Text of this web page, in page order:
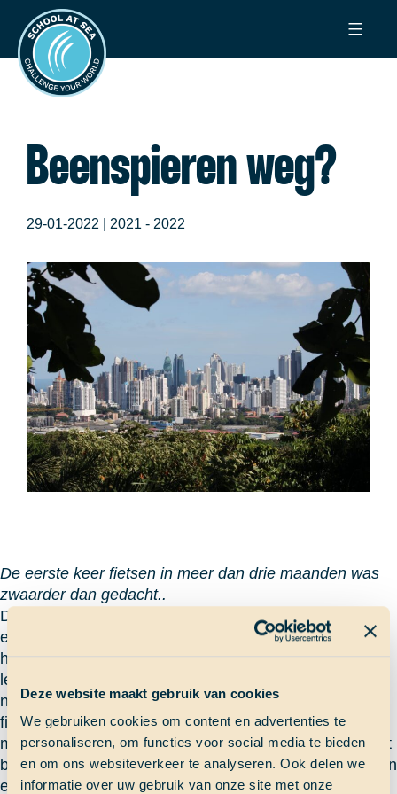
Deze website maakt gebruik van cookies
We gebruiken cookies om content en advertenties te
personaliseren, om functies voor social media te bieden
en om ons websiteverkeer te analyseren. Ook delen we
informatie over uw gebruik van onze site met onze
naar
inhoud
School
at
Sea
Beenspieren weg?
29-01-2022 | 2021 - 2022
De eerste keer fietsen in meer dan drie maanden was
zwaarder dan gedacht..
De eerste volledige dag tijdens de eigen reis begon in
een heerlijk zacht bed midden in Panama City. Rond
half tien gingen we ontbijten met een appel en een
lekker broodje van de bakker. Daarna gingen we door
naar de rand van de stad om daar over een pier te
fietsen op een soort oranje vierpersoonsfiets. Het was
maar een uurtje, want we moesten natuurlijk binnen het
budget blijven, maar met het uitzicht op de grote oceaan
en de skyline van Panama City was het echt super